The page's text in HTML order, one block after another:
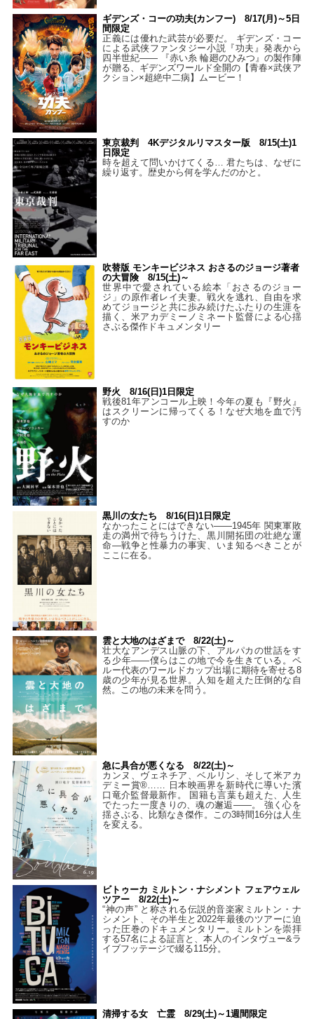
ギデンズ・コーの功夫(カンフー) 8/17(月)～5日
間限定
正義には優れた武芸が必要だ。 ギデンズ・コー
による武侠ファンタジー小説『功夫』発表から
四半世紀―― 『赤い糸 輪廻のひみつ』の製作陣
が贈る、ギデンズワールド全開の【青春×武侠ア
クション×超絶中二病】ムービー！
東京裁判 4Kデジタルリマスター版 8/15(土)1
日限定
時を超えて問いかけてくる… 君たちは、なぜに
繰り返す。歴史から何を学んだのかと。
吹替版 モンキービジネス おさるのジョージ著者
の大冒険 8/15(土)～
世界中で愛されている絵本「おさるのジョー
ジ」の原作者レイ夫妻。戦火を逃れ、自由を求
めてジョージと共に歩み続けたふたりの生涯を
描く、米アカデミーノミネート監督による心揺
さぶる傑作ドキュメンタリー
野火 8/16(日)1日限定
戦後81年アンコール上映！今年の夏も『野火』
はスクリーンに帰ってくる！なぜ大地を血で汚
すのか
黒川の女たち 8/16(日)1日限定
なかったことにはできない——1945年 関東軍敗
走の満州で待ちうけた、黒川開拓団の壮絶な運
命―戦争と性暴力の事実、いま知るべきことが
ここに在る。
雲と大地のはざまで 8/22(土)～
壮大なアンデス山脈の下、アルパカの世話をす
る少年――僕らはこの地で今を生きている。ペ
ルー代表のワールドカップ出場に期待を寄せる8
歳の少年が見る世界。人知を超えた圧倒的な自
然。この地の未来を問う。
急に具合が悪くなる 8/22(土)～
カンヌ、ヴェネチア、ベルリン、そして米アカ
デミー賞®…… 日本映画界を新時代に導いた濱
口竜介監督最新作。 国籍も言葉も超えた、人生
でたった一度きりの、魂の邂逅――。 強く心を
揺さぶる、比類なき傑作。この3時間16分は人生
を変える。
ビトゥーカ ミルトン・ナシメント フェアウェル
ツアー 8/22(土)～
“神の声” と称される伝説的音楽家ミルトン・ナ
シメント、その半生と2022年最後のツアーに迫
った圧巻のドキュメンタリー。ミルトンを崇拝
する57名による証言と、本人のインタヴュー&ラ
イブフッテージで綴る115分。
清掃する女 亡霊 8/29(土)～1週間限定